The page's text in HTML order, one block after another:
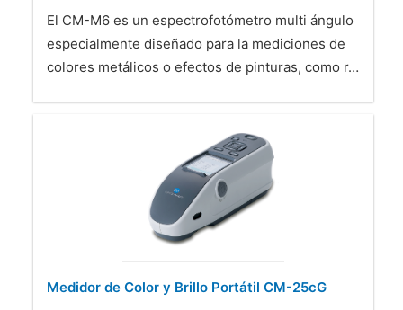
El CM-M6 es un espectrofotómetro multi ángulo
especialmente diseñado para la mediciones de
colores metálicos o efectos de pinturas, como r…
Medidor de Color y Brillo Portátil CM-25cG